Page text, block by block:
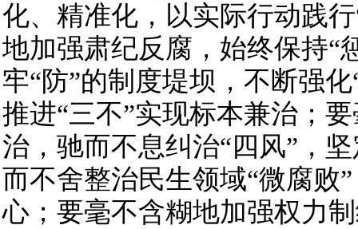
化、精准化，以实际行动践
地加强肃纪反腐，始终保持“
牢“防”的制度堤坝，不断强
推进“三不”实现标本兼治；
治，驰而不息纠治“四风”，
而不舍整治民生领域“微腐败
心；要毫不含糊地加强权力